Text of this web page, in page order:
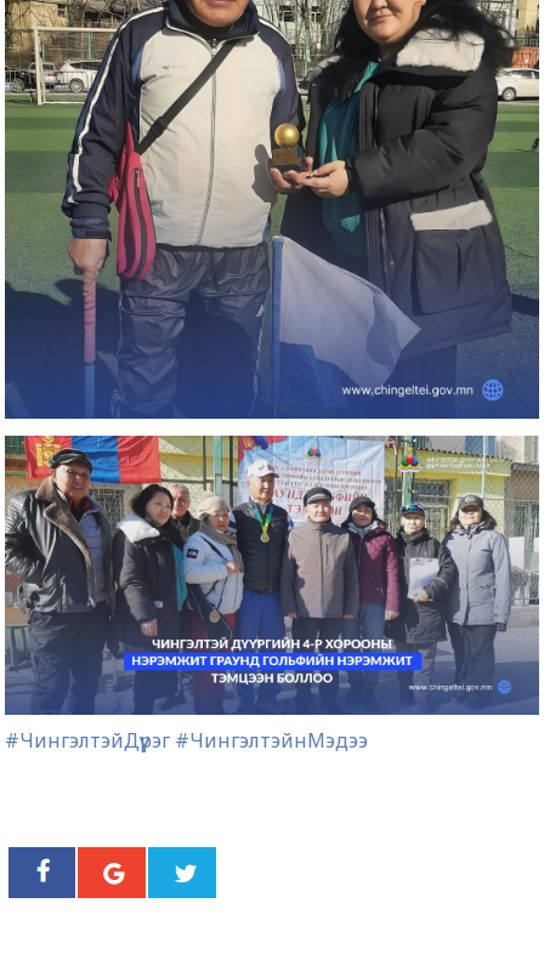
#ЧингэлтэйДүүрэг #ЧингэлтэйнМэдээ